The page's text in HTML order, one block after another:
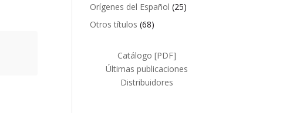
Orígenes del Español 2525
Otros títulos 6868
Catálogo [PDF]
Últimas publicaciones
Distribuidores